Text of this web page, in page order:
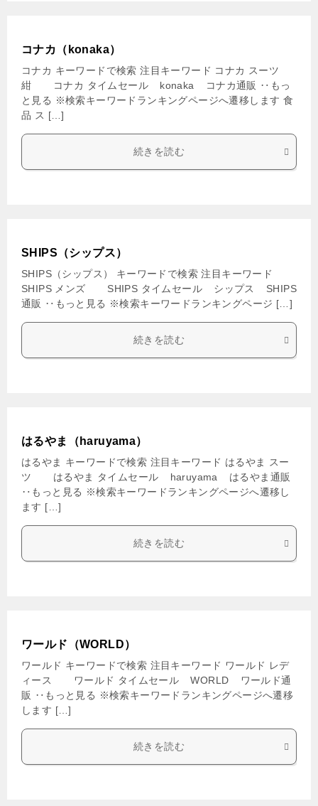
コナカ（konaka）
コナカ キーワードで検索 注目キーワード コナカ スーツ
紺 コナカ タイムセール konaka コナカ通販 ‥もっ
と見る ※検索キーワードランキングページへ遷移します 食
品 ス […]
続きを読む
SHIPS（シップス）
SHIPS（シップス） キーワードで検索 注目キーワード
SHIPS メンズ SHIPS タイムセール シップス SHIPS
通販 ‥もっと見る ※検索キーワードランキングページ […]
続きを読む
はるやま（haruyama）
はるやま キーワードで検索 注目キーワード はるやま スー
ツ はるやま タイムセール haruyama はるやま通販
‥もっと見る ※検索キーワードランキングページへ遷移し
ます […]
続きを読む
ワールド（WORLD）
ワールド キーワードで検索 注目キーワード ワールド レデ
ィース ワールド タイムセール WORLD ワールド通
販 ‥もっと見る ※検索キーワードランキングページへ遷移
します […]
続きを読む